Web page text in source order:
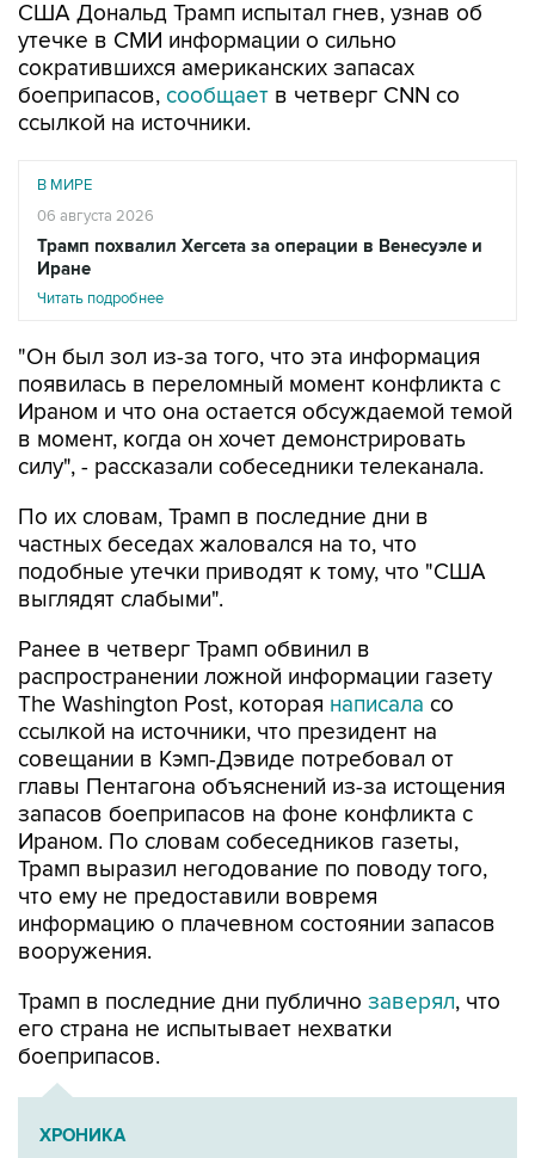
США Дональд Трамп испытал гнев, узнав об
утечке в СМИ информации о сильно
сократившихся американских запасах
боеприпасов, сообщает в четверг CNN со
ссылкой на источники.
В МИРЕ
06 августа 2026
Трамп похвалил Хегсета за операции в Венесуэле и
Иране
Читать подробнее
"Он был зол из-за того, что эта информация
появилась в переломный момент конфликта с
Ираном и что она остается обсуждаемой темой
в момент, когда он хочет демонстрировать
силу", - рассказали собеседники телеканала.
По их словам, Трамп в последние дни в
частных беседах жаловался на то, что
подобные утечки приводят к тому, что "США
выглядят слабыми".
Ранее в четверг Трамп обвинил в
распространении ложной информации газету
The Washington Post, которая написала со
ссылкой на источники, что президент на
совещании в Кэмп-Дэвиде потребовал от
главы Пентагона объяснений из-за истощения
запасов боеприпасов на фоне конфликта с
Ираном. По словам собеседников газеты,
Трамп выразил негодование по поводу того,
что ему не предоставили вовремя
информацию о плачевном состоянии запасов
вооружения.
Трамп в последние дни публично заверял, что
его страна не испытывает нехватки
боеприпасов.
ХРОНИКА